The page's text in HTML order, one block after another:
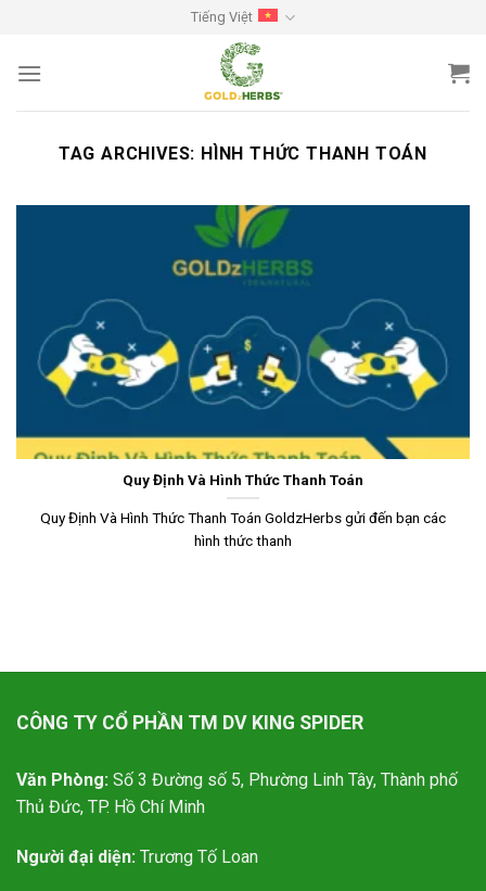
content
Tiếng Việt
TAG ARCHIVES: HÌNH THỨC THANH TOÁN
Quy Định Và Hình Thức Thanh Toán
Quy Định Và Hình Thức Thanh Toán GoldzHerbs gửi đến bạn các
hình thức thanh
CÔNG TY CỔ PHẦN TM DV KING SPIDER
Văn Phòng: Số 3 Đường số 5, Phường Linh Tây, Thành phố
Thủ Đức, TP. Hồ Chí Minh
Người đại diện: Trương Tố Loan